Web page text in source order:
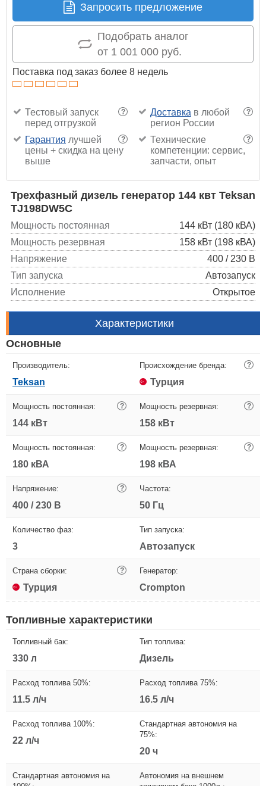
Запросить предложение
Подобрать аналог
от 1 001 000 руб.
Поставка под заказ более 8 недель
?
Тестовый запуск
перед отгрузкой
?
Доставка в любой
регион России
?
Гарантия лучшей
цены + скидка на цену
выше
?
Технические
компетенции: сервис,
запчасти, опыт
Трехфазный дизель генератор 144 квт Teksan
TJ198DW5C
Мощность постоянная
144 кВт (180 кВА)
Мощность резервная
158 кВт (198 кВА)
Напряжение
400 / 230 В
Тип запуска
Автозапуск
Исполнение
Открытое
Характеристики
Основные
Производитель:
Teksan
Происхождение бренда: ?
Турция
Мощность постоянная: ?
144 кВт
Мощность резервная: ?
158 кВт
Мощность постоянная: ?
180 кВА
Мощность резервная: ?
198 кВА
Напряжение: ?
400 / 230 В
Частота:
50 Гц
Количество фаз:
3
Тип запуска:
Автозапуск
Страна сборки: ?
Турция
Генератор:
Crompton
Топливные характеристики
Топливный бак:
330 л
Тип топлива:
Дизель
Расход топлива 50%:
11.5 л/ч
Расход топлива 75%:
16.5 л/ч
Расход топлива 100%:
22 л/ч
Стандартная автономия на
75%:
20 ч
Стандартная автономия на
Автономия на внешнем